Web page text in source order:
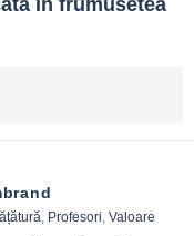
in frumusetea
, Profesori, Valoare